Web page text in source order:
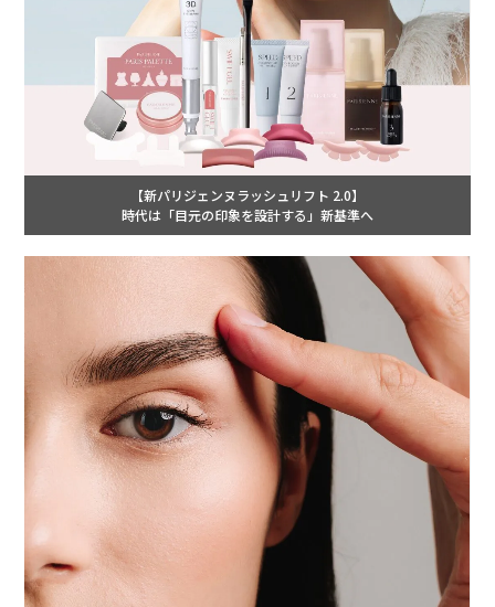
【新パリジェンヌラッシュリフト 2.0】
時代は「目元の印象を設計する」新基準へ